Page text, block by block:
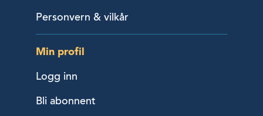
Personvern & vilkår
Min profil
Logg inn
Bli abonnent